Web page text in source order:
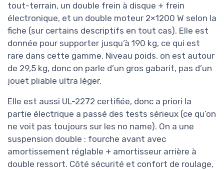
tout-terrain, un double frein à disque + frein
électronique, et un double moteur 2×1200 W selon la
fiche (sur certains descriptifs en tout cas). Elle est
donnée pour supporter jusqu’à 190 kg, ce qui est
rare dans cette gamme. Niveau poids, on est autour
de 29,5 kg, donc on parle d’un gros gabarit, pas d’un
jouet pliable ultra léger.
Elle est aussi UL-2272 certifiée, donc a priori la
partie électrique a passé des tests sérieux (ce qu’on
ne voit pas toujours sur les no name). On a une
suspension double : fourche avant avec
amortissement réglable + amortisseur arrière à
double ressort. Côté sécurité et confort de roulage,